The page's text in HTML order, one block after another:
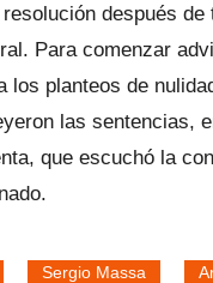
después de
Para comenzar
los planteos de
las sentencias,
que escuchó la
Sergio Massa